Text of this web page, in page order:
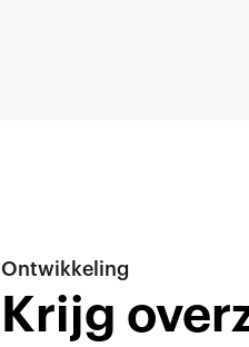
Ontwikkeling
Krijg